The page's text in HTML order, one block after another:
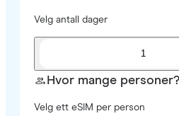
Velg antall dager
1
Hvor mange personer?
Velg ett eSIM per person